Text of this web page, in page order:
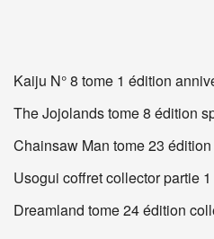
Kaiju N° 8 tome 1 édition
The Jojolands tome 8 édition
Chainsaw Man tome 23
Usogui coffret collector partie
Dreamland tome 24 édition